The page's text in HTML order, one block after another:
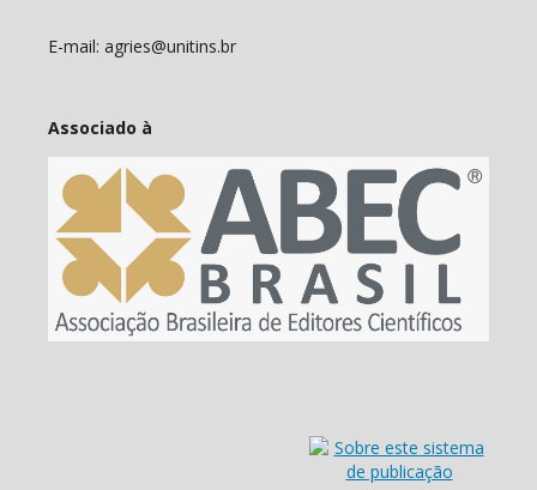
E-mail: agries@unitins.br
Associado à